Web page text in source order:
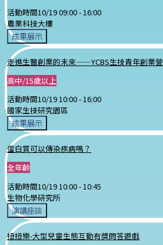
活動時間10/19 09:00 -16:00
農業科技大樓
成果展示
走進生醫創業的未來——YCBS生技青年創業營
高中/15歲以上
活動時間10/19 10:00 -16:00
國家生技研究園區
成果展示
蛋白質可以傳染疾病嗎？
全年齡
活動時間10/19 10:00 -10:45
生物化學研究所
演講座談
扭扭樂-大型兒童生態互動有獎問答遊戲